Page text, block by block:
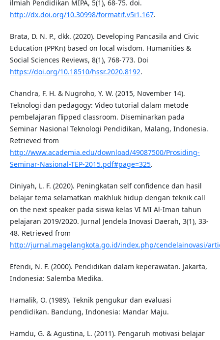
ilmiah Pendidikan MIPA, 5(1), 68-75. doi.
http://dx.doi.org/10.30998/formatif.v5i1.167.
Brata, D. N. P., dkk. (2020). Developing Pancasila and Civic
Education (PPKn) based on local wisdom. Humanities &
Social Sciences Reviews, 8(1), 768-773. Doi
https://doi.org/10.18510/hssr.2020.8192.
Chandra, F. H. & Nugroho, Y. W. (2015, November 14).
Teknologi dan pedagogy: Video tutorial dalam metode
pembelajaran flipped classroom. Diseminarkan pada
Seminar Nasional Teknologi Pendidikan, Malang, Indonesia.
Retrieved from
http://www.academia.edu/download/49087500/Prosiding-
Seminar-Nasional-TEP-2015.pdf#page=325.
Diniyah, L. F. (2020). Peningkatan self confidence dan hasil
belajar tema selamatkan makhluk hidup dengan teknik call
on the next speaker pada siswa kelas VI MI Al-Iman tahun
pelajaran 2019/2020. Jurnal Jendela Inovasi Daerah, 3(1), 33-
48. Retrieved from
http://jurnal.magelangkota.go.id/index.php/cendelainovasi/
Efendi, N. F. (2000). Pendidikan dalam keperawatan. Jakarta,
Indonesia: Salemba Medika.
Hamalik, O. (1989). Teknik pengukur dan evaluasi
pendidikan. Bandung, Indonesia: Mandar Maju.
Hamdu, G. & Agustina, L. (2011). Pengaruh motivasi belajar